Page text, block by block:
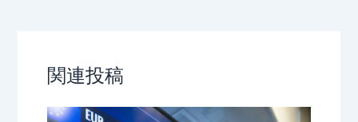
関連投稿